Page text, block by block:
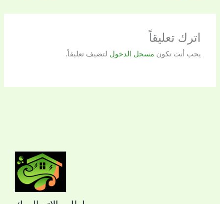
اترك تعليقاً
يجب أنت تكون مسجل الدخول لتضيف تعليقاً.